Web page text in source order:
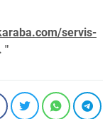
servis-
"